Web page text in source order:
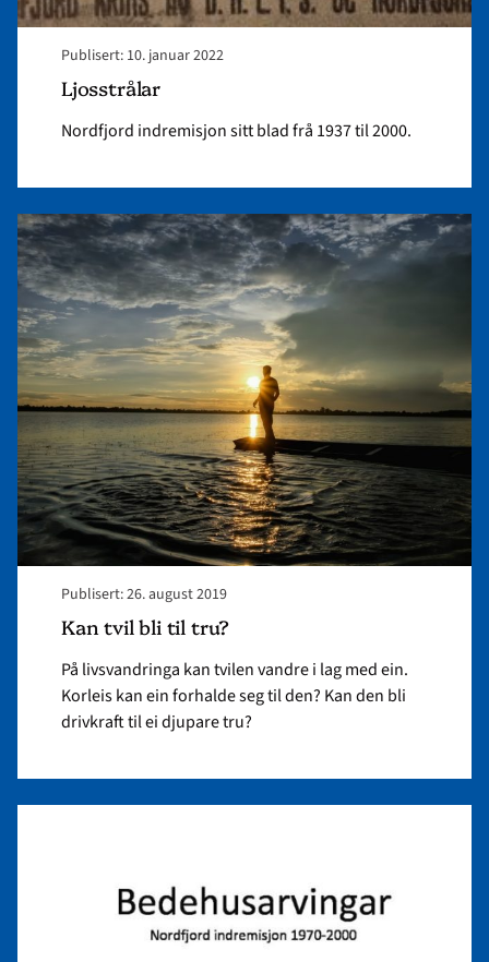
Publisert: 10. januar 2022
Ljosstrålar
Nordfjord indremisjon sitt blad frå 1937 til 2000.
Publisert: 26. august 2019
Kan tvil bli til tru?
På livsvandringa kan tvilen vandre i lag med ein.
Korleis kan ein forhalde seg til den? Kan den bli
drivkraft til ei djupare tru?
Read
article
"Kan
tvil
bli
til
tru?"
om
Nordfjord
indremisjon